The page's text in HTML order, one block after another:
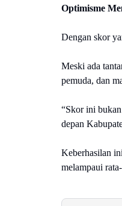
Optimisme
Dengan skor
Meski ada
pemuda, dan
“Skor ini
depan
Keberhasilan
melampaui